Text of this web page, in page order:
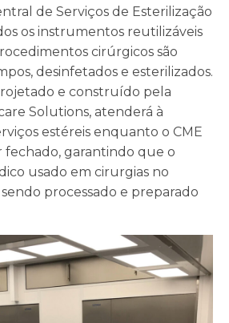
de Serviços de Esterilização
os instrumentos reutilizáveis
cirúrgicos são
desinfetados e esterilizados.
e construído pela
Solutions, atenderá à
estéreis enquanto o CME
fechado, garantindo que o
usado em cirurgias no
processado e preparado